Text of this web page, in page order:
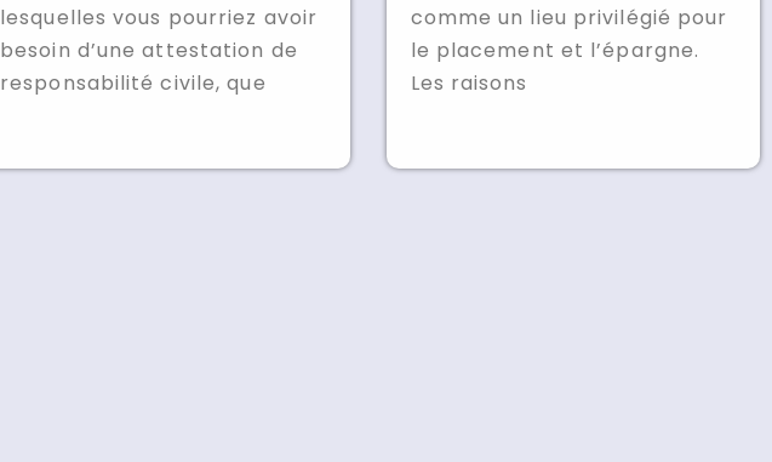
lesquelles vous pourriez avoir
besoin d’une attestation de
responsabilité civile, que
comme un lieu privilégié pour
le placement et l’épargne.
Les raisons